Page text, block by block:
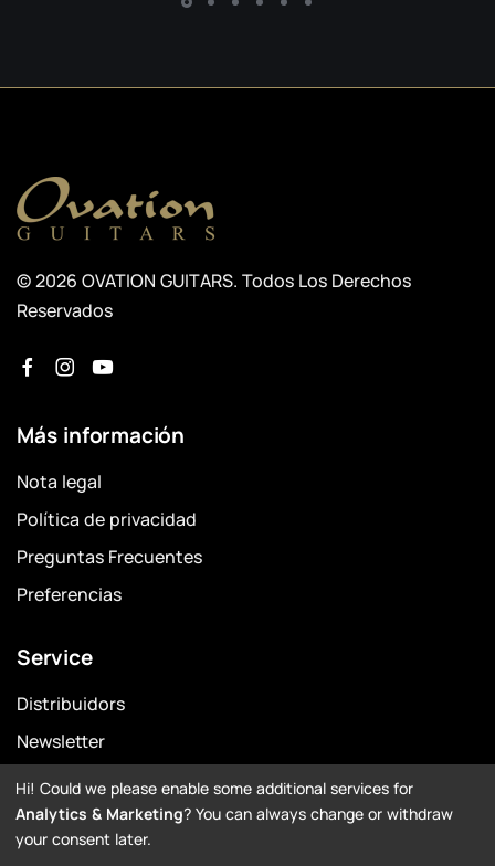
© 2026 OVATION GUITARS. Todos Los Derechos
Reservados
Más información
Nota legal
Política de privacidad
Preguntas Frecuentes
Preferencias
Service
Distribuidors
Newsletter
Garantía
Downloads
Hi! Could we please enable some additional services for
Analytics & Marketing? You can always change or withdraw
your consent later.